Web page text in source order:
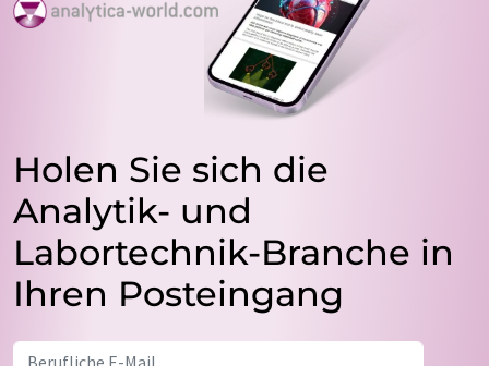
Holen Sie sich die
Analytik- und
Labortechnik-Branche in
Ihren Posteingang